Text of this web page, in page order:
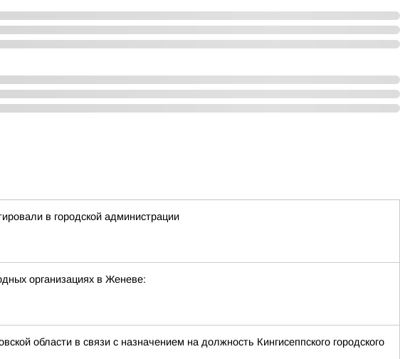
в городской администрации
организациях в Женеве:
области в связи с назначением на должность Кингисеппского городского